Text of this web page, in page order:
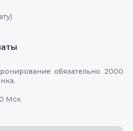
обязательно 2000
Мск